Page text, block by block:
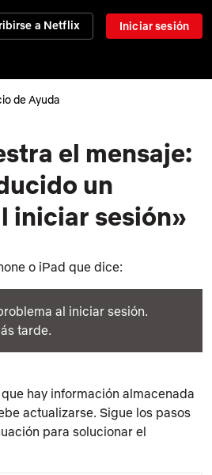
a Netflix Iniciar sesión
de Ayuda
el mensaje:
un
iniciar sesión»
o iPad que dice:
al iniciar sesión.
tarde.
hay información almacenada
actualizarse. Sigue los pasos
para solucionar el